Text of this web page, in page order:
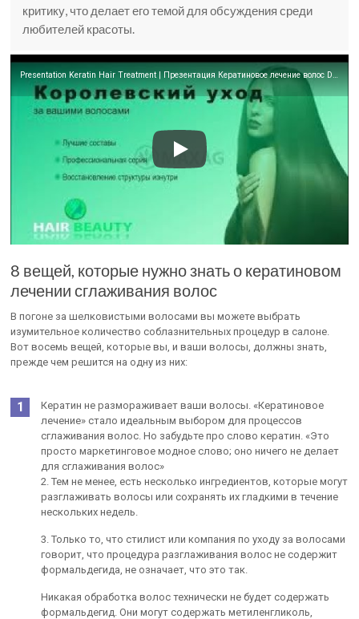
критику, что делает его темой для обсуждения среди
любителей красоты.
Presentation Keratin Hair Treatment | Презентация Кератиновое лечение волос DA maxag
8 вещей, которые нужно знать о кератиновом
лечении сглаживания волос
В погоне за шелковистыми волосами вы можете выбрать
изумительное количество соблазнительных процедур в салоне.
Вот восемь вещей, которые вы, и ваши волосы, должны знать,
прежде чем решится на одну из них:
Кератин не размораживает ваши волосы. «Кератиновое
лечение» стало идеальным выбором для процессов
сглаживания волос. Но забудьте про слово кератин. «Это
просто маркетинговое модное слово; оно ничего не делает
для сглаживания волос»
2. Тем не менее, есть несколько ингредиентов, которые могут
разглаживать волосы или сохранять их гладкими в течение
нескольких недель.
3. Только то, что стилист или компания по уходу за волосами
говорит, что процедура разглаживания волос не содержит
формальдегида, не означает, что это так.
Никакая обработка волос технически не будет содержать
формальдегид. Они могут содержать метиленгликоль,